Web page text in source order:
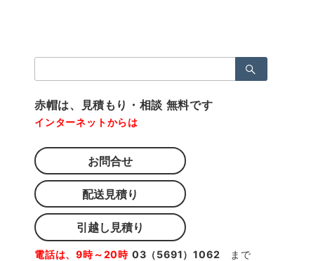
索：
赤帽は、見積もり・相談 無料です
インターネットからは
お問合せ
配送見積り
引越し見積り
電話は、9時～20時 03（5691）1062 まで